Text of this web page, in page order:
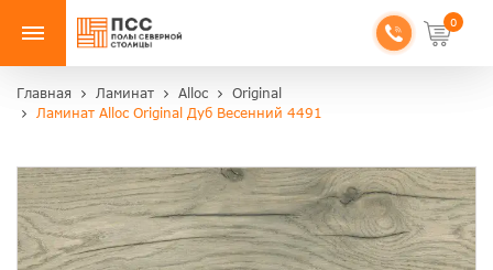
0
Главная Ламинат Alloc
Original
Ламинат Alloc Original Дуб Весенний 4491